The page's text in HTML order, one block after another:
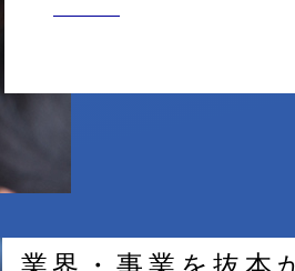
業界・事業を抜本